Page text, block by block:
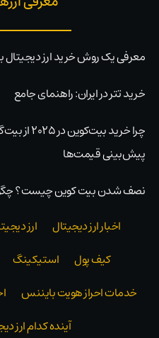
معرفی یک روش خرید ارز دیجیتال
خرید تتر در ایران: راهنمای جامع
چرا خرید
پیش‌بینی قیمت‌ها
نصف شدن بیت کوین چیست؟
اخبار ارز دیجیتال
ارز
کیف پول
استیکینگ
خدمات احراز هویت بایننس
آینده کدام ارز